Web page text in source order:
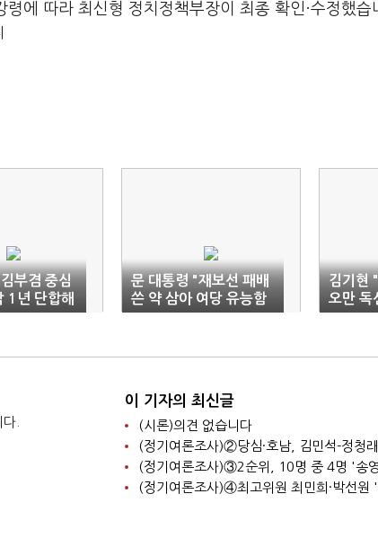
에 따라 최신형 정치정책부장이 최종 확인·수정했습
부겸 중심
1년 단합해
문 대통령 "재보선 패배
쓴 약 삼아 여당 유능함
보여줘야"
김기현
오만 독
지 않아"
.
이 기자의 최신글
(시론)의견 없습니다
(정기여론조사)②당심·호남, 김민석-정청